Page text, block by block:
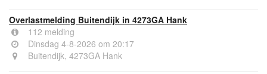
Overlastmelding Buitendijk in 4273GA Hank
112 melding
Dinsdag 4-8-2026 om 20:17
Buitendijk, 4273GA Hank